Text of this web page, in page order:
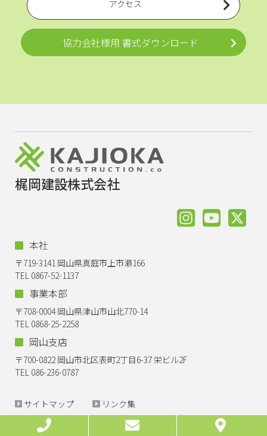
アクセス
協力会社様用 書式ダウンロード
梶岡建設株式会社
本社
〒719-3141 岡山県真庭市上市瀬166
TEL 0867-52-1137
事業本部
〒708-0004 岡山県津山市山北770-14
TEL 0868-25-2258
岡山支店
〒700-0822 岡山市北区表町2丁目6-37 栄ビル2F
TEL 086-236-0787
サイトマップ リンク集